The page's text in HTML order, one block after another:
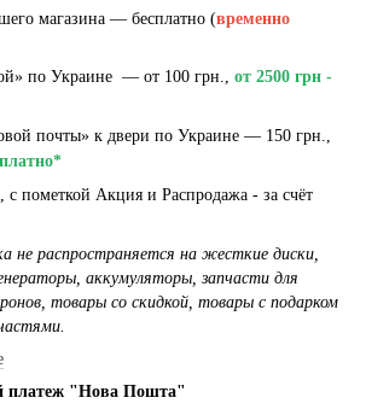
магазина — бесплатно (временно
по Украине — от 100 грн., от 2500 грн -
почты» к двери по Украине — 150 грн.,
с пометкой Акция и Распродажа - за счёт
не распространяется на жесткие диски,
аккумуляторы, запчасти для
товары со скидкой, товары с подарком
платеж "Нова Пошта"